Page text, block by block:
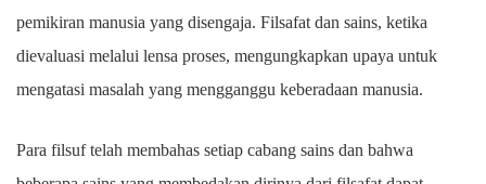
pemikiran manusia yang disengaja. Filsafat dan sains, ketika
dievaluasi melalui lensa proses, mengungkapkan upaya untuk
mengatasi masalah yang mengganggu keberadaan manusia.
Para filsuf telah membahas setiap cabang sains dan bahwa